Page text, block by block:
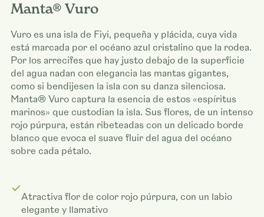
Manta® Vuro
Vuro es una isla de Fiyi, pequeña y plácida, cuya vida
está marcada por el océano azul cristalino que la rodea.
Por los arrecifes que hay justo debajo de la superficie
del agua nadan con elegancia las mantas gigantes,
como si bendijesen la isla con su danza silenciosa.
Manta® Vuro captura la esencia de estos «espíritus
marinos» que custodian la isla. Sus flores, de un intenso
rojo púrpura, están ribeteadas con un delicado borde
blanco que evoca el suave fluir del agua del océano
sobre cada pétalo.
Atractiva flor de color rojo púrpura, con un labio
elegante y llamativo